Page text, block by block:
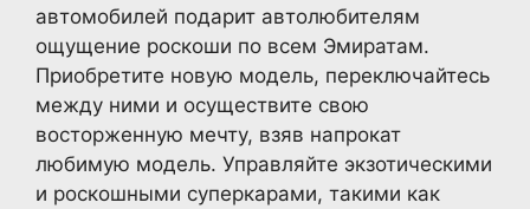
автомобилей подарит автолюбителям
ощущение роскоши по всем Эмиратам.
Приобретите новую модель, переключайтесь
между ними и осуществите свою
восторженную мечту, взяв напрокат
любимую модель. Управляйте экзотическими
и роскошными суперкарами, такими как